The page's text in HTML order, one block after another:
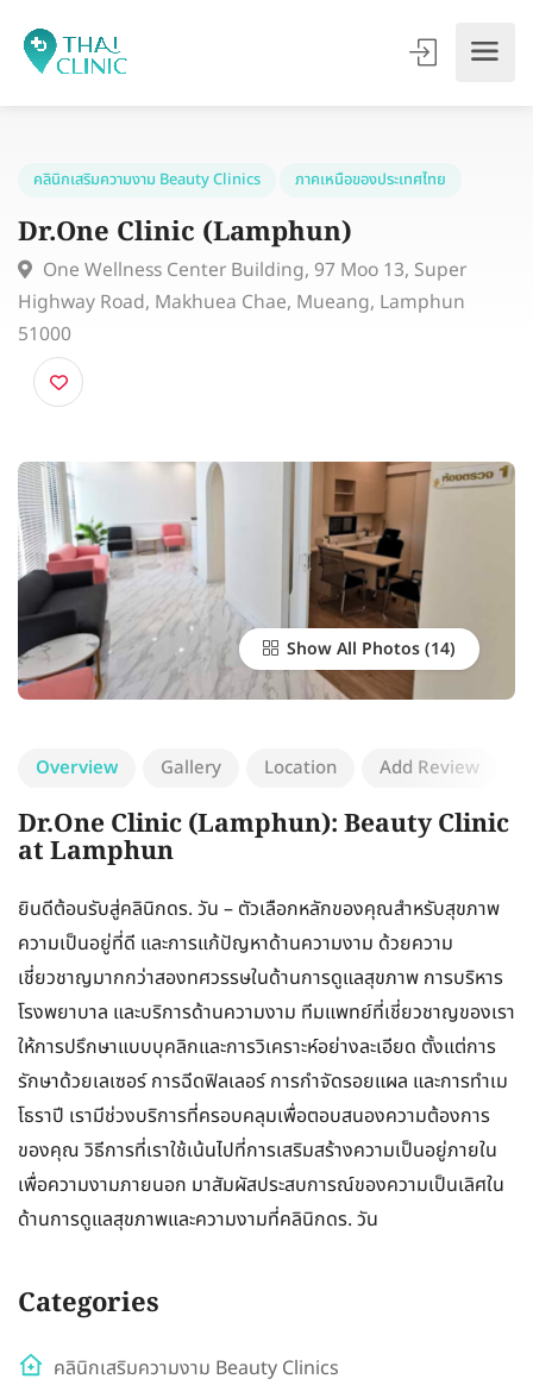
คลินิกเสริมความงาม Beauty Clinics
Dr.One Clinic (Lamphun)
One Wellness Center Building, 97 Moo 13, Super
Highway Road, Makhuea Chae, Mueang, Lamphun
51000
Show All Photos
Overview Gallery Location Add Review
Dr.One Clinic (Lamphun): Beauty Clinic
at Lamphun
ยินดีต้อนรับสู่คลินิกดร. วัน – ตัวเลือกหลักของคุณสำหรับสุขภาพ
ความเป็นอยู่ที่ดี และการแก้ปัญหาด้านความงาม ด้วยความ
เชี่ยวชาญมากกว่าสองทศวรรษในด้านการดูแลสุขภาพ การบริหาร
โรงพยาบาล และบริการด้านความงาม ทีมแพทย์ที่เชี่ยวชาญของเรา
ให้การปรึกษาแบบบุคลิกและการวิเคราะห์อย่างละเอียด ตั้งแต่การ
รักษาด้วยเลเซอร์ การฉีดฟิลเลอร์ การกำจัดรอยแผล และการทำเม
โธราปี เรามีช่วงบริการที่ครอบคลุมเพื่อตอบสนองความต้องการ
ของคุณ วิธีการที่เราใช้เน้นไปที่การเสริมสร้างความเป็นอยู่ภายใน
เพื่อความงามภายนอก มาสัมผัสประสบการณ์ของความเป็นเลิศใน
ด้านการดูแลสุขภาพและความงามที่คลินิกดร. วัน
Categories
คลินิกเสริมความงาม Beauty Clinics